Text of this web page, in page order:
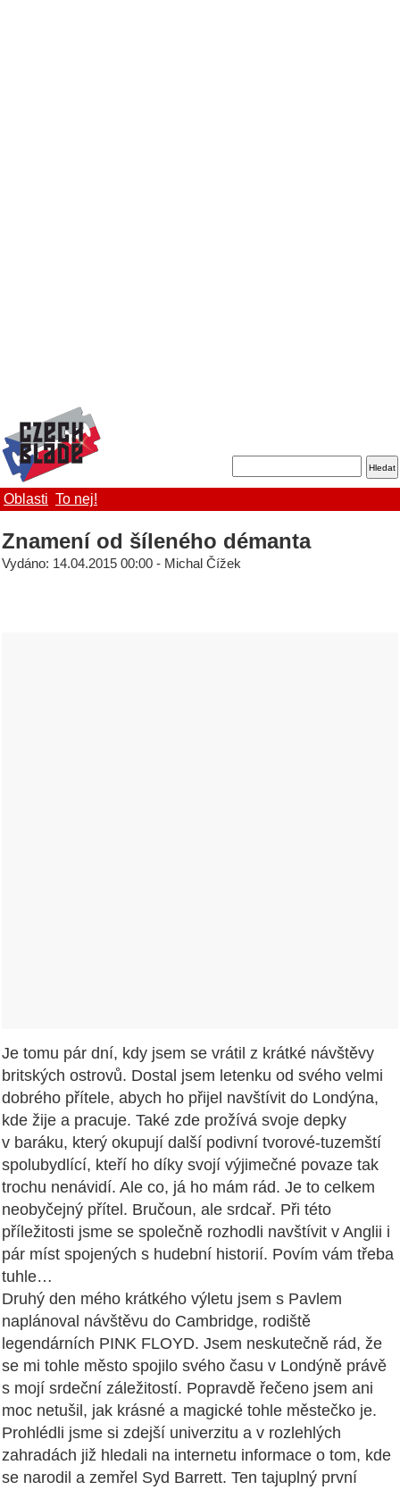
Oblasti To nej!
Znamení od šíleného démanta
Vydáno: 14.04.2015 00:00 - Michal Čížek
Je tomu pár dní, kdy jsem se vrátil z krátké návštěvy
britských ostrovů. Dostal jsem letenku od svého velmi
dobrého přítele, abych ho přijel navštívit do Londýna,
kde žije a pracuje. Také zde prožívá svoje depky
v baráku, který okupují další podivní tvorové-tuzemští
spolubydlící, kteří ho díky svojí výjimečné povaze tak
trochu nenávidí. Ale co, já ho mám rád. Je to celkem
neobyčejný přítel. Bručoun, ale srdcař. Při této
příležitosti jsme se společně rozhodli navštívit v Anglii i
pár míst spojených s hudební historií. Povím vám třeba
tuhle…
Druhý den mého krátkého výletu jsem s Pavlem
naplánoval návštěvu do Cambridge, rodiště
legendárních PINK FLOYD. Jsem neskutečně rád, že
se mi tohle město spojilo svého času v Londýně právě
s mojí srdeční záležitostí. Popravdě řečeno jsem ani
moc netušil, jak krásné a magické tohle městečko je.
Prohlédli jsme si zdejší univerzitu a v rozlehlých
zahradách již hledali na internetu informace o tom, kde
se narodil a zemřel Syd Barrett. Ten tajuplný první